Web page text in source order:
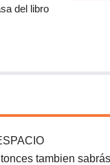
del libro
tambien